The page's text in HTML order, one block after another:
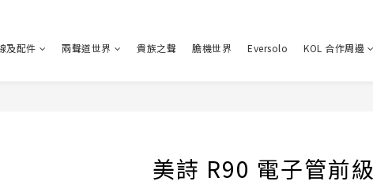
及配件 兩聲道世界 貴族之聲 膽機世界 Eversolo KOL 合作周邊
美詩 R90 電子管前級